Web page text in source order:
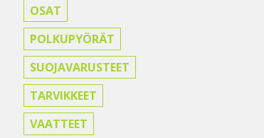
OSAT
POLKUPYÖRÄT
SUOJAVARUSTEET
TARVIKKEET
VAATTEET